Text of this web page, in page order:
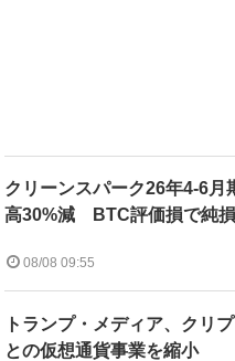
クリーンスパーク26年4-6月
高30%減 BTC評価損で純
08/08 09:55
トランプ・メディア、クリ
との仮想通貨事業を縮小